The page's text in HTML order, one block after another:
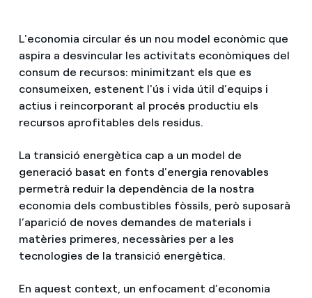
Com canviar el titular del contracte?
Has rebut una oferta per canviar de companyia?
Ofertes per a autònoms i Pymes
Gestiones diverses comunitats de propietaris?
Climatització
Compromís
Blog
Estafes telefòniques
L'economia circular és un nou model econòmic que
aspira a desvincular les activitats econòmiques del
consum de recursos: minimitzant els que es
consumeixen, estenent l'ús i vida útil d’equips i
actius i reincorporant al procés productiu els
recursos aprofitables dels residus.
La transició energètica cap a un model de
generació basat en fonts d'energia renovables
permetrà reduir la dependència de la nostra
economia dels combustibles fòssils, però suposarà
l’aparició de noves demandes de materials i
matèries primeres, necessàries per a les
tecnologies de la transició energètica.
En aquest context, un enfocament d’economia